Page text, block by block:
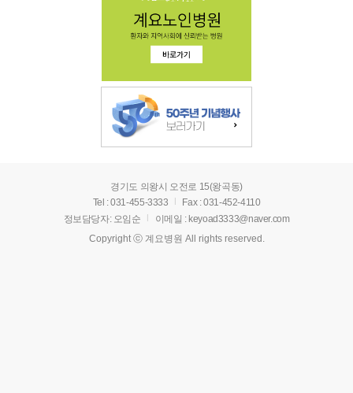
경기도 의왕시 오전로 15(왕곡동)
Tel : 031-455-3333
|
Fax : 031-452-4110
정보담당자: 오임순
|
이메일 : keyoad3333@naver.com
Copyright ⓒ 계요병원 All rights reserved.